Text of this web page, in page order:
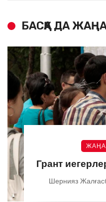
БАСҚА ДА
Грант
Шернияз